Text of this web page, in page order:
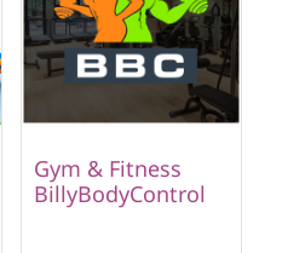
Gym & Fitness
BillyBodyControl